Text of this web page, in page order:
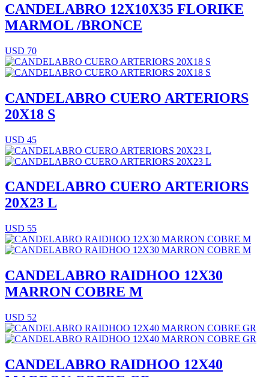
CANDELABRO 12X10X35 FLORIKE
MARMOL /BRONCE
USD 70
CANDELABRO CUERO ARTERIORS
20X18 S
USD 45
CANDELABRO CUERO ARTERIORS
20X23 L
USD 55
CANDELABRO RAIDHOO 12X30
MARRON COBRE M
USD 52
CANDELABRO RAIDHOO 12X40